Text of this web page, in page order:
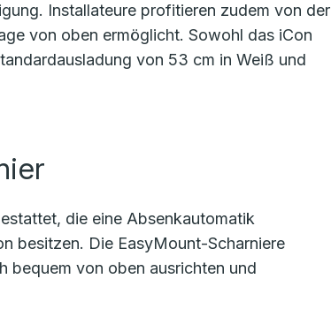
Installateure profitieren zudem von der
von oben ermöglicht. Sowohl das iCon
von 53 cm in Weiß und
die eine Absenkautomatik
besitzen. Die EasyMount-Scharniere
bequem von oben ausrichten und